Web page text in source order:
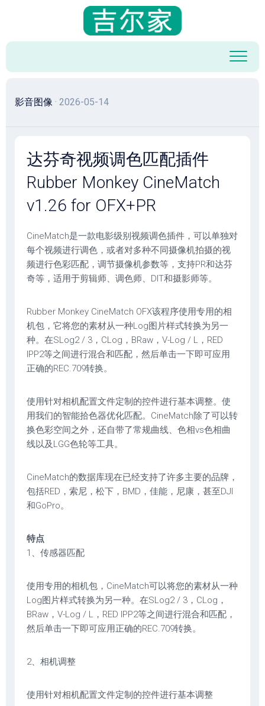
容
影音图像 · 2026-05-14
达芬奇视频调色匹配插件
Rubber Monkey CineMatch
v1.26 for OFX+PR
CineMatch是一款电影级别视频调色插件，可以单独对
每个视频进行调色，或者对多种不同摄像机拍摄的视
频进行色彩匹配，调节摄像机参数等，支持PR和达芬
奇等，适用于剪辑师、调色师、DIT和摄影师等。
Rubber Monkey CineMatch OFX该程序使用专用的相
机包，它将您的素材从一种Log图片样式转换为另一
种。在SLog2 / 3，CLog，BRaw，V-Log / L，RED
IPP2等之间进行混合和匹配，然后单击一下即可应用
正确的REC.709转换。
使用针对相机配置文件定制的控件进行基本调整。使
用我们的智能拾色器优化匹配。CineMatch除了可以转
换色彩空间之外，还自带了常规曲线、色相vs色相曲
线以及LGG色轮等工具。
CineMatch的数据库现在已经支持了许多主要的品牌，
包括RED，索尼，松下，BMD，佳能，尼康，甚至DJI
和GoPro。
特点
1、传感器匹配
使用专用的相机包，CineMatch可以将您的素材从一种
Log图片样式转换为另一种。在SLog2 / 3，CLog，
BRaw，V-Log / L，RED IPP2等之间进行混合和匹配，
然后单击一下即可应用正确的REC.709转换。
2、相机调整
使用针对相机配置文件定制的控件进行基本调整